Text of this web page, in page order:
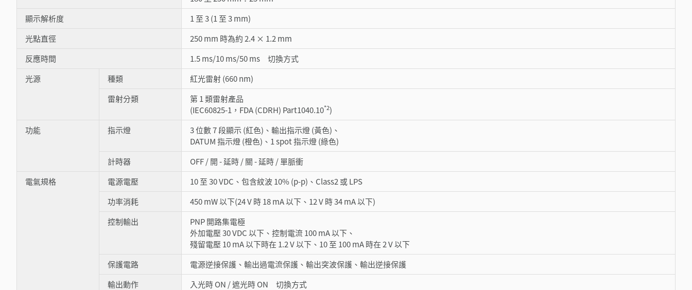
顯示解析度
1 至 3 (1 至 3 mm)
光點直徑
250 mm 時為約 2.4 × 1.2 mm
反應時間
1.5 ms/10 ms/50 ms 切換方式
光源
種類
紅光雷射 (660 nm)
雷射分類
第 1 類雷射產品
(IEC60825-1，FDA (CDRH) Part1040.10*2)
功能
指示燈
3 位數 7 段顯示 (紅色)、輸出指示燈 (黃色)、
DATUM 指示燈 (橙色)、1 spot 指示燈 (綠色)
計時器
OFF / 開 - 延時 / 關 - 延時 / 單脈衝
電氣規格
電源電壓
10 至 30 VDC、包含紋波 10% (p-p)、Class2 或 LPS
功率消耗
450 mW 以下(24 V 時 18 mA 以下、12 V 時 34 mA 以下)
控制輸出
PNP 開路集電極
外加電壓 30 VDC 以下、控制電流 100 mA 以下、
殘留電壓 10 mA 以下時在 1.2 V 以下、10 至 100 mA 時在 2 V 以下
保護電路
電源逆接保護、輸出過電流保護、輸出突波保護、輸出逆接保護
輸出動作
入光時 ON / 遮光時 ON 切換方式